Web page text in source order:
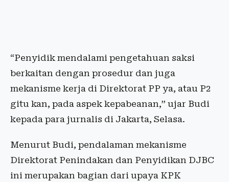
“Penyidik mendalami pengetahuan saksi
berkaitan dengan prosedur dan juga
mekanisme kerja di Direktorat PP ya, atau P2
gitu kan, pada aspek kepabeanan,” ujar Budi
kepada para jurnalis di Jakarta, Selasa.
Menurut Budi, pendalaman mekanisme
Direktorat Penindakan dan Penyidikan DJBC
ini merupakan bagian dari upaya KPK